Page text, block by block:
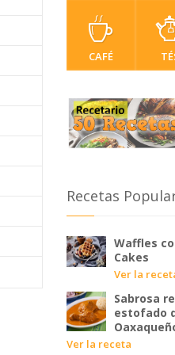
CAFÉ
Recetas
Waffles
Cakes
Ver la
Sabrosa
estofado
Ver la receta